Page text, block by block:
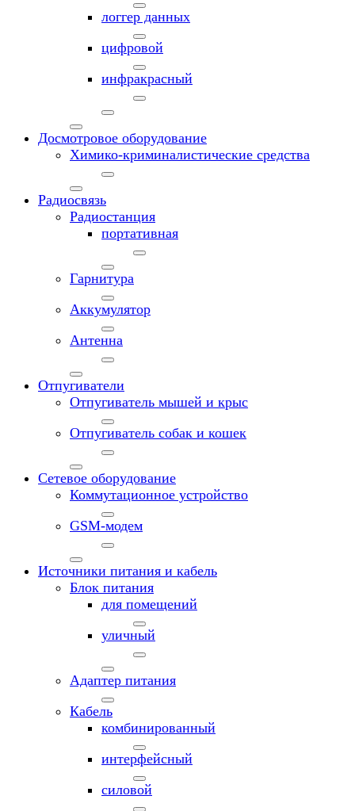
логгер данных
цифровой
инфракрасный
Досмотровое оборудование
Химико-криминалистические средства
Радиосвязь
Радиостанция
портативная
Гарнитура
Аккумулятор
Антенна
Отпугиватели
Отпугиватель мышей и крыс
Отпугиватель собак и кошек
Сетевое оборудование
Коммутационное устройство
GSM-модем
Источники питания и кабель
Блок питания
для помещений
уличный
Адаптер питания
Кабель
комбинированный
интерфейсный
силовой